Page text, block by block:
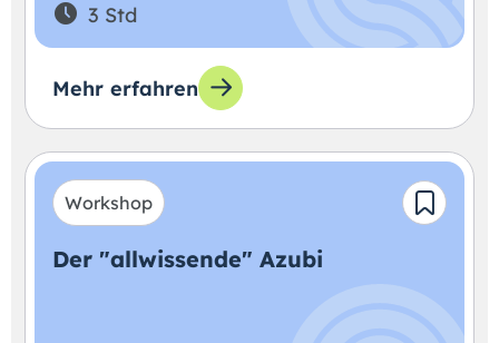
3 Std
Mehr erfahren
Workshop
Der "allwissende" Azubi